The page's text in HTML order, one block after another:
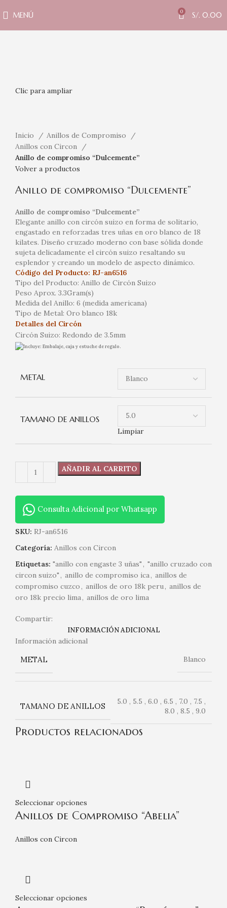
MENÚ 0 S/. 0.00
Clic para ampliar
Inicio
Anillos de Compromiso
Anillos con Circon
Anillo de compromiso “Dulcemente”
Volver a productos
Anillo de compromiso “Dulcemente”
Anillo de compromiso “Dulcemente”
Elegante anillo con circón suizo en forma de solitario,
engastado en reforzadas tres uñas en oro blanco de 18
kilates. Diseño cruzado moderno con base sólida donde
sujeta delicadamente el circón suizo resaltando su
esplendor y creando un modelo de aspecto dinámico.
Código del Producto: RJ-an6516
Tipo del Producto: Anillo de Circón Suizo
Peso Aprox. 3.3Gram(s)
Medida del Anillo: 6 (medida americana)
Tipo de Metal: Oro blanco 18k
Detalles del Circón
Circón Suizo: Redondo de 3.5mm
Incluye: Embalaje, caja y estuche de regalo.
METAL
TAMANO DE ANILLOS
Limpiar
AÑADIR AL CARRITO
Consulta Adicional por Whatsapp
SKU: RJ-an6516
Categoría: Anillos con Circon
Etiquetas: "anillo con engaste 3 uñas", "anillo cruzado con
circon suizo", anillo de compromiso ica, anillos de
compromiso cuzco, anillos de oro 18k peru, anillos de
oro 18k precio lima, anillos de oro lima
Compartir:
INFORMACIÓN ADICIONAL
Información adicional
METAL Blanco
TAMANO DE ANILLOS
5.0 , 5.5 , 6.0 , 6.5 , 7.0 , 7.5 ,
8.0 , 8.5 , 9.0
Productos relacionados
Seleccionar opciones
Anillos de Compromiso “Abelia”
Anillos con Circon
Seleccionar opciones